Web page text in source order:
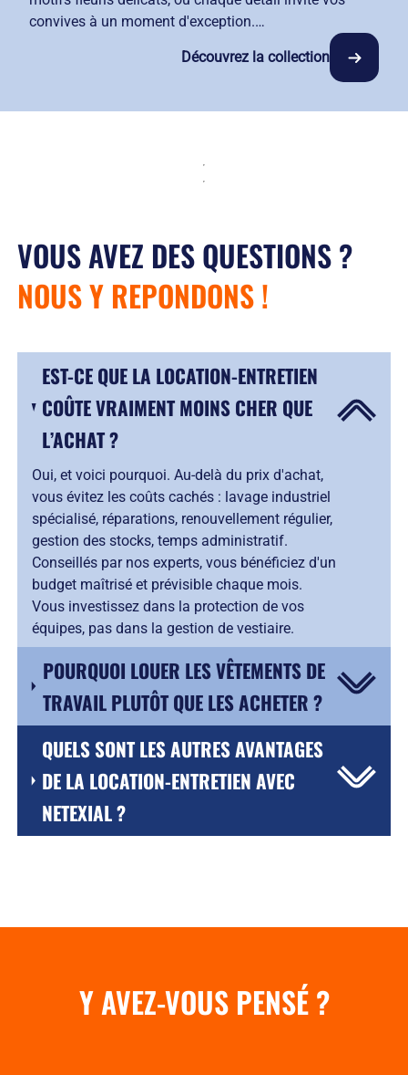
convives à un moment d'exception.
Composez des tables d'exception grâce à une gamme
complète : nappes, napperons et serviettes s'adaptent
avec précision à toutes vos dimensions de tables.
Issue du savoir-faire des meilleurs tisseurs français,
Découvrez la collection
VOUS AVEZ DES QUESTIONS ?
NOUS Y REPONDONS !
EST-CE QUE LA LOCATION-ENTRETIEN
COÛTE VRAIMENT MOINS CHER QUE
L’ACHAT ?
Oui, et voici pourquoi. Au-delà du prix d'achat,
vous évitez les coûts cachés : lavage industriel
spécialisé, réparations, renouvellement régulier,
gestion des stocks, temps administratif.
Conseillés par nos experts, vous bénéficiez d'un
budget maîtrisé et prévisible chaque mois.
Vous investissez dans la protection de vos
équipes, pas dans la gestion de vestiaire.
POURQUOI LOUER LES VÊTEMENTS DE
TRAVAIL PLUTÔT QUE LES ACHETER ?
QUELS SONT LES AUTRES AVANTAGES
DE LA LOCATION-ENTRETIEN AVEC
NETEXIAL ?
Y AVEZ-VOUS PENSÉ ?